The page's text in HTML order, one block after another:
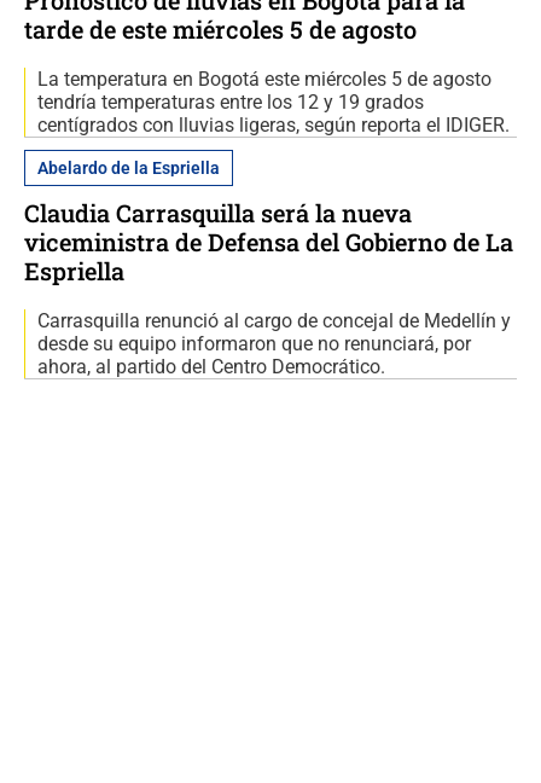
tarde de este miércoles 5 de agosto
La temperatura en Bogotá este miércoles 5 de agosto
tendría temperaturas entre los 12 y 19 grados
centígrados con lluvias ligeras, según reporta el IDIGER.
Abelardo de la Espriella
Claudia Carrasquilla será la nueva
viceministra de Defensa del Gobierno de La
Espriella
Carrasquilla renunció al cargo de concejal de Medellín y
desde su equipo informaron que no renunciará, por
ahora, al partido del Centro Democrático.